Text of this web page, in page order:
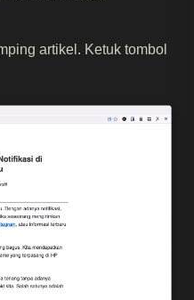
artikel. Ketuk tombol